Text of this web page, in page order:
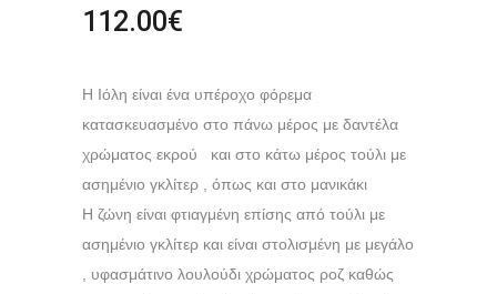
112.00€
Η Ιόλη είναι ένα υπέροχο φόρεμα
κατασκευασμένο στο πάνω μέρος με δαντέλα
χρώματος εκρού και στο κάτω μέρος τούλι με
ασημένιο γκλίτερ , όπως και στο μανικάκι
Η ζώνη είναι φτιαγμένη επίσης από τούλι με
ασημένιο γκλίτερ και είναι στολισμένη με μεγάλο
, υφασμάτινο λουλούδι χρώματος ροζ καθώς